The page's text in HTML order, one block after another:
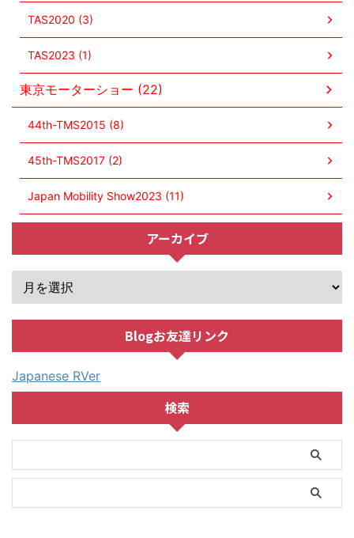
TAS2020 (3)
TAS2023 (1)
東京モーターショー (22)
44th-TMS2015 (8)
45th-TMS2017 (2)
Japan Mobility Show2023 (11)
アーカイブ
Blogお友達リンク
Japanese RVer
検索